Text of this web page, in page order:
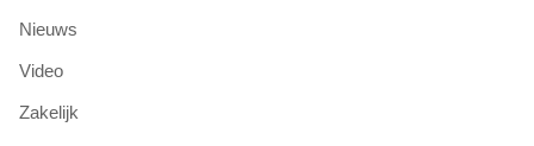
Nieuws
Video
Zakelijk